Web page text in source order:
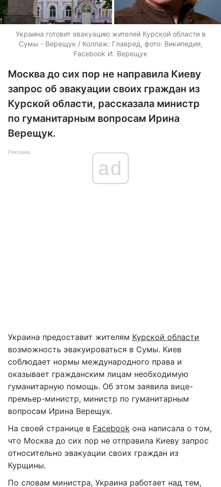
Украина готовит эвакуацию жителей Курской области в
Сумы - Верещук / Коллаж: Главред, фото: Википедия,
Facebook И. Верещук
Москва до сих пор не направила Киеву
запрос об эвакуации своих граждан из
Курской области, рассказала министр
по гуманитарным вопросам Ирина
Верещук.
Реклама
ad
Украина предоставит жителям Курской области
возможность эвакуироваться в Сумы. Киев
соблюдает нормы международного права и
оказывает гражданским лицам необходимую
гуманитарную помощь. Об этом заявила вице-
премьер-министр, министр по гуманитарным
вопросам Ирина Верещук.
На своей странице в Facebook она написала о том,
что Москва до сих пор не отправила Киеву запрос
относительно эвакуации своих граждан из
Курщины.
По словам министра, Украина работает над тем,